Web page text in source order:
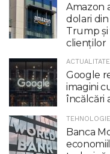
Amazon
dolari
Trump şi
clienţilor
ACTUALITATE
Google
imagini
încălcări
TEHNOLOGIE
Banca